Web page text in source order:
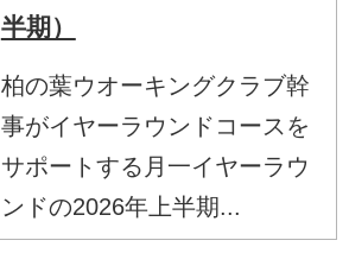
半期）
柏の葉ウオーキングクラブ幹
事がイヤーラウンドコースを
サポートする月一イヤーラウ
ンドの2026年上半期...